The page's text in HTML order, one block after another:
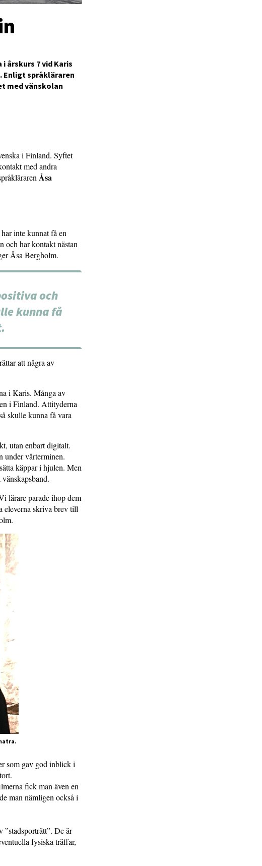
årskurs 7 vid Karis
Enligt språkläraren
med vänskolan
i Finland. Syftet
med andra
Åsa
inte kunnat få en
och har kontakt nästan
Åsa Bergholm.
och
kunna få
att några av
i Karis. Många av
i Finland. Attityderna
skulle kunna få vara
utan enbart digitalt.
under vårterminen.
käppar i hjulen. Men
lärare parade ihop dem
eleverna skriva brev till
som gav god inblick i
fick man även en
man nämligen också i
De är
fysiska träffar,